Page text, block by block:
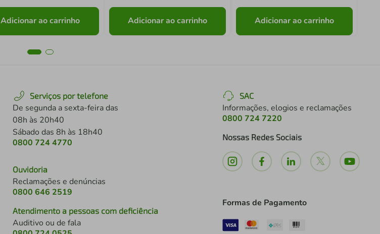
Adicionar ao carrinho Adicionar ao carrinho Adicionar ao carrinho
Serviços por telefone
De segunda a sexta-feira das
08h às 20h40
Sábado das 8h às 18h40
0800 724 4770
Ouvidoria
Reclamações e denúncias
0800 646 2519
Atendimento a pessoas com deficiência
Auditivo ou de fala
SAC
Informações, elogios e reclamações
0800 724 7220
Nossas Redes Sociais
Formas de Pagamento